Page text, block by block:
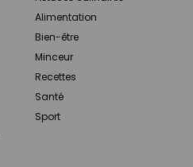
Alimentation
Bien-être
Minceur
Recettes
Santé
Sport